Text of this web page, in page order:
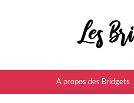
A propos des Bridgets